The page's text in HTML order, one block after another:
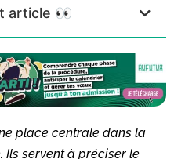
article 👀
place centrale dans la
Ils servent à préciser le